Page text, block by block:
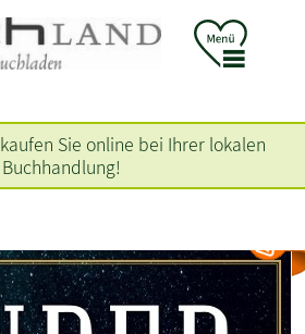
kaufen Sie online bei Ihrer lokalen
Buchhandlung!